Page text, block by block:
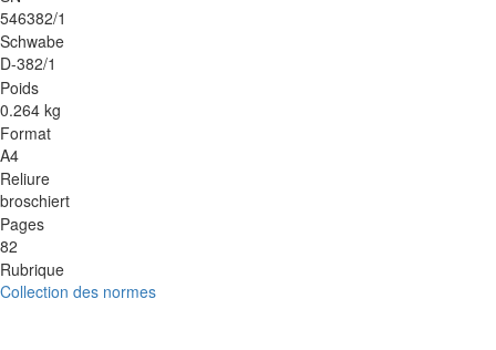
546382/1
Schwabe
D-382/1
Poids
0.264 kg
Format
A4
Reliure
broschiert
Pages
82
Rubrique
Collection des normes